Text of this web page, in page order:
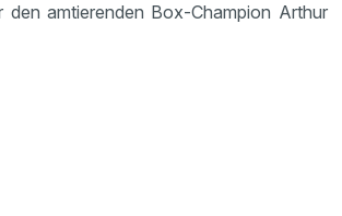
den amtie­renden Box-Champion Arthur